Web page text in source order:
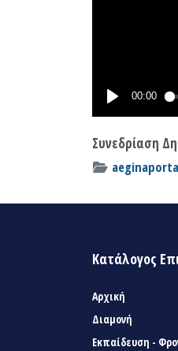
Συνεδρίαση
Κατάλογος
Αρχική
Διαμονή
Εκπαίδευση -